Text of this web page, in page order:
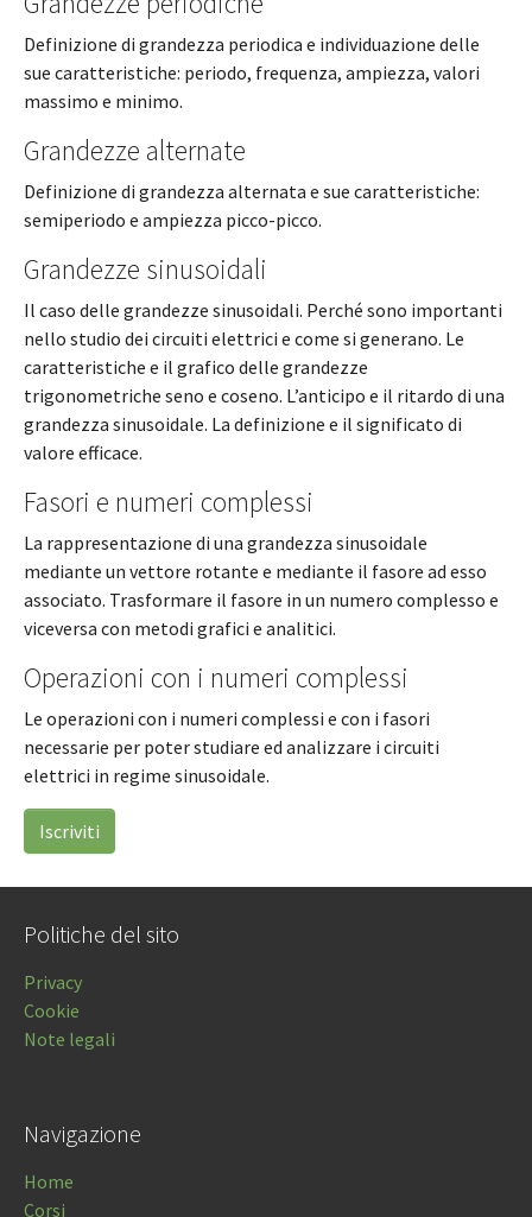
Definizione di grandezza periodica e individuazione delle
sue caratteristiche: periodo, frequenza, ampiezza, valori
massimo e minimo.
Grandezze alternate
Definizione di grandezza alternata e sue caratteristiche:
semiperiodo e ampiezza picco-picco.
Grandezze sinusoidali
Il caso delle grandezze sinusoidali. Perché sono importanti
nello studio dei circuiti elettrici e come si generano. Le
caratteristiche e il grafico delle grandezze
trigonometriche seno e coseno. L’anticipo e il ritardo di una
grandezza sinusoidale. La definizione e il significato di
valore efficace.
Fasori e numeri complessi
La rappresentazione di una grandezza sinusoidale
mediante un vettore rotante e mediante il fasore ad esso
associato. Trasformare il fasore in un numero complesso e
viceversa con metodi grafici e analitici.
Operazioni con i numeri complessi
Le operazioni con i numeri complessi e con i fasori
necessarie per poter studiare ed analizzare i circuiti
elettrici in regime sinusoidale.
Iscriviti
Politiche del sito
Privacy
Cookie
Note legali
Navigazione
Home
Corsi